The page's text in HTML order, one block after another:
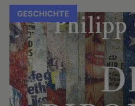
GESCHICHTE